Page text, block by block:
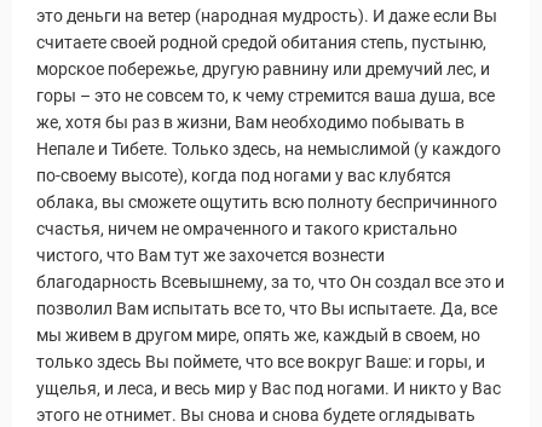
это деньги на ветер (народная мудрость). И даже если Вы
считаете своей родной средой обитания степь, пустыню,
морское побережье, другую равнину или дремучий лес, и
горы – это не совсем то, к чему стремится ваша душа, все
же, хотя бы раз в жизни, Вам необходимо побывать в
Непале и Тибете. Только здесь, на немыслимой (у каждого
по-своему высоте), когда под ногами у вас клубятся
облака, вы сможете ощутить всю полноту беспричинного
счастья, ничем не омраченного и такого кристально
чистого, что Вам тут же захочется вознести
благодарность Всевышнему, за то, что Он создал все это и
позволил Вам испытать все то, что Вы испытаете. Да, все
мы живем в другом мире, опять же, каждый в своем, но
только здесь Вы поймете, что все вокруг Ваше: и горы, и
ущелья, и леса, и весь мир у Вас под ногами. И никто у Вас
этого не отнимет. Вы снова и снова будете оглядывать